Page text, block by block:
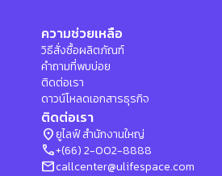
ความช่วยเหลือ
วิธีสั่งซื้อผลิตภัณฑ์
คำถามที่พบบ่อย
ติดต่อเรา
ดาวน์โหลดเอกสารธุรกิจ
ติดต่อเรา
location_onยูไลฟ์ สำนักงานใหญ่
phone+(66) 2-002-8888
mailcallcenter@ulifespace.com